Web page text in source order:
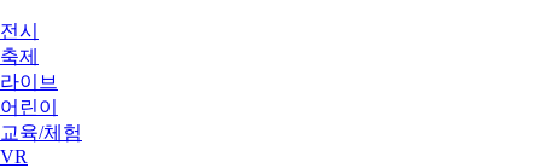
전시
축제
라이브
어린이
교육/체험
VR